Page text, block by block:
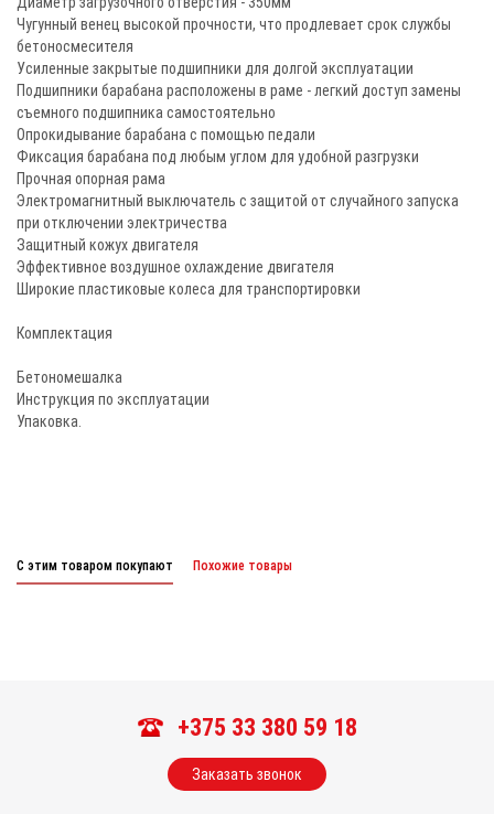
Чугунный венец высокой прочности, что продлевает срок службы
бетоносмесителя
Усиленные закрытые подшипники для долгой эксплуатации
Подшипники барабана расположены в раме - легкий доступ замены
съемного подшипника самостоятельно
Опрокидывание барабана с помощью педали
Фиксация барабана под любым углом для удобной разгрузки
Прочная опорная рама
Электромагнитный выключатель с защитой от случайного запуска
при отключении электричества
Защитный кожух двигателя
Эффективное воздушное охлаждение двигателя
Широкие пластиковые колеса для транспортировки
Комплектация
Бетономешалка
Инструкция по эксплуатации
Упаковка.
С этим товаром покупают Похожие товары
+375 33 380 59 18
Заказать звонок